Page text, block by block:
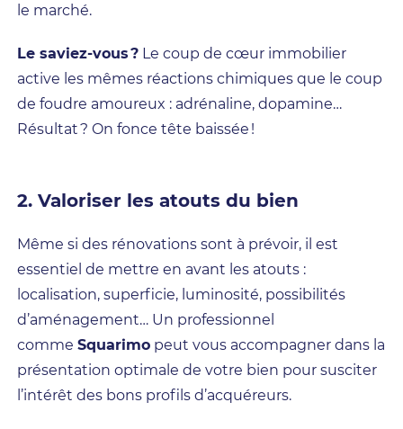
le marché.
Le saviez-vous ? Le coup de cœur immobilier
active les mêmes réactions chimiques que le coup
de foudre amoureux : adrénaline, dopamine…
Résultat ? On fonce tête baissée !
2. Valoriser les atouts du bien
Même si des rénovations sont à prévoir, il est
essentiel de mettre en avant les atouts :
localisation, superficie, luminosité, possibilités
d’aménagement… Un professionnel
comme Squarimo peut vous accompagner dans la
présentation optimale de votre bien pour susciter
l’intérêt des bons profils d’acquéreurs.